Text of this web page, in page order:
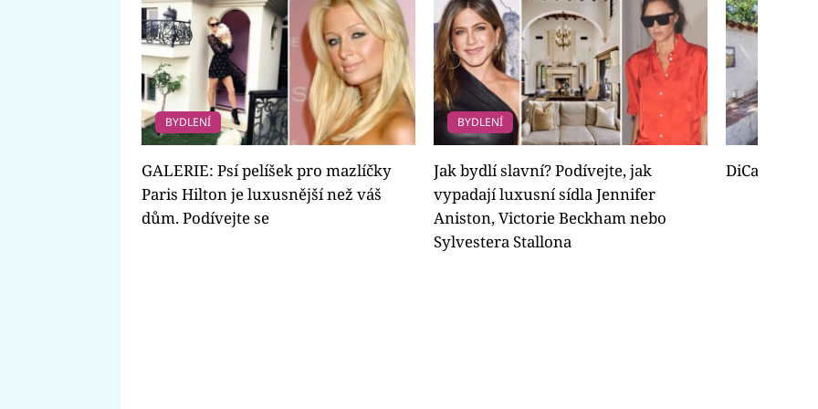
BYDLENÍ
GALERIE: Psí pelíšek pro mazlíčky
Paris Hilton je luxusnější než váš
dům. Podívejte se
BYDLENÍ
Jak bydlí slavní? Podívejte, jak
vypadají luxusní sídla Jennifer
Aniston, Victorie Beckham nebo
Sylvestera Stallona
DiCaprio